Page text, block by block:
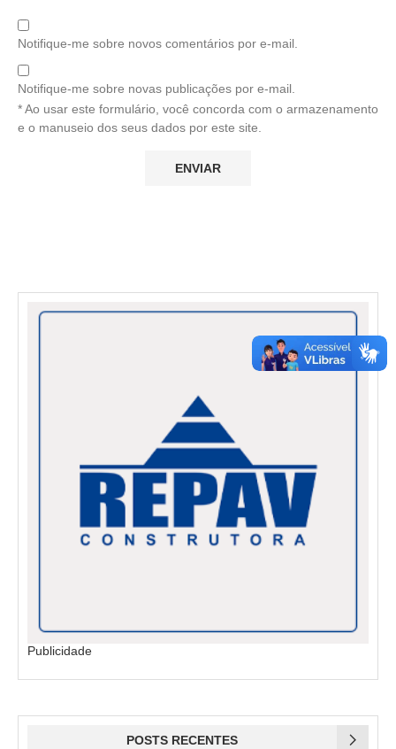
Notifique-me sobre novos comentários por e-mail.
Notifique-me sobre novas publicações por e-mail.
* Ao usar este formulário, você concorda com o armazenamento
e o manuseio dos seus dados por este site.
Publicidade
POSTS RECENTES